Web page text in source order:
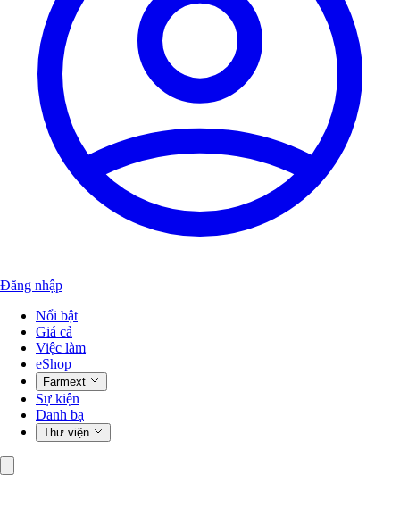
Đăng nhập
Nổi bật
Giá cả
Việc làm
eShop
Farmext
Sự kiện
Danh bạ
Thư viện